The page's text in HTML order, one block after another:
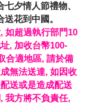
夕情人節禮物、
花到中國。
如超過執行部門10
, 加收台幣100-
合適地區, 請於備
無法送達, 如因收
送或是造成配送
我方將不負責任,